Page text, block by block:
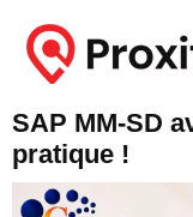
SAP MM-SD
pratique !